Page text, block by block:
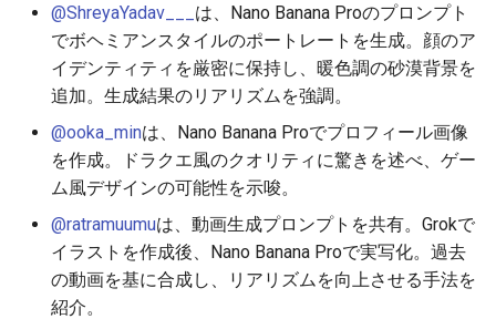
2026-06-22
2026-06-21
2026-06-20
2026-06-19
2026-06-18
2025-12-07
2025-12-06
2025-12-05
2025-12-04
2025-12-03
2026-06-22
2026-06-21
2026-06-20
2026-06-19
2026-06-18
2025-12-07
2025-12-06
2025-12-05
2025-12-04
2025-12-03
2026-01-25
2026-01-18
2026-01-11
2026-01-04
2026-01-25
2026-01-18
2026-01-11
2026-01-04
2026-06-20
2026-06-19
2026-06-18
2026-06-17
2026-06-16
2026-06-14
2026-01-25
2026-01-18
2026-01-11
2026-01-04
2026-01-18
2026-01-13
2026-06-20
2026-06-19
2026-06-18
2026-06-17
2026-06-16
2025-12-07
2025-12-06
2025-12-05
2025-12-04
2025-12-03
2026-01-25
2026-01-18
2026-01-11
2026-01-04
2026-06-22
2026-06-21
2026-06-20
2026-06-19
2026-06-18
2026-06-17
2026-06-16
2026-06-15
2026-06-14
2026-06-13
@ShreyaYadav___ は、Nano Banana Proのプロンプト
でボヘミアンスタイルのポートレートを生成。顔のア
イデンティティを厳密に保持し、暖色調の砂漠背景を
追加。生成結果のリアリズムを強調。
@ooka_minは、Nano Banana Proでプロフィール画像
を作成。ドラクエ風のクオリティに驚きを述べ、ゲー
ム風デザインの可能性を示唆。
@ratramuumuは、動画生成プロンプトを共有。Grokで
イラストを作成後、Nano Banana Proで実写化。過去
の動画を基に合成し、リアリズムを向上させる手法を
紹介。